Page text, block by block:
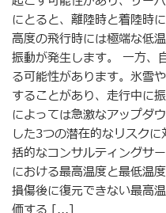
にとると、離陸時と着陸時
高度の飛行時には極端な低
振動が発生します。 一方、
る可能性があります。氷雪
することがあり、走行中に
によっては急激なアップダ
した3つの潜在的なリスク
括的なコンサルティングサ
における最高温度と最低温
損傷後に復元できない最高